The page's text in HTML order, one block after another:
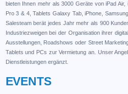
bieten Ihnen mehr als 3000 Geräte von iPad
Pro 3 & 4, Tablets Galaxy Tab, iPhone,
Salesteam berät jedes Jahr mehr als 900
Industriezweigen bei der Organisation ihrer
Ausstellungen, Roadshows oder Street
Tablets und PCs zur Vermietung an. Unser
Dienstleistungen ergänzt.
EVENTS